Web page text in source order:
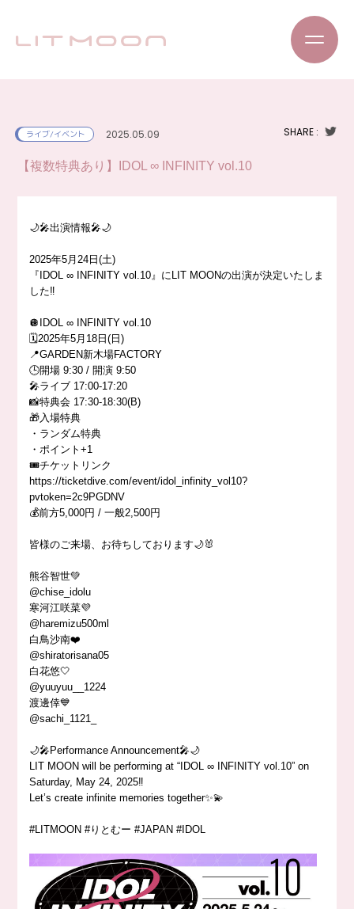
ライブ/イベント 2025.05.09 SHARE :
【複数特典あり】IDOL ∞ INFINITY vol.10
🌙🎤出演情報🎤🌙
2025年5月24日(土)
『IDOL ∞ INFINITY vol.10』にLIT MOONの出演が決定いたしま
した‼️
🪩IDOL ∞ INFINITY vol.10
🗓️2025年5月18日(日)
📍GARDEN新木場FACTORY
🕒開場 9:30 / 開演 9:50
🎤ライブ 17:00-17:20
📸特典会 17:30-18:30(B)
🎁入場特典
・ランダム特典
・ポイント+1
🎟️チケットリンク
https://ticketdive.com/event/idol_infinity_vol10?
pvtoken=2c9PGDNV
💰前方5,000円 / 一般2,500円
皆様のご来場、お待ちしております🌙🐰
熊谷智世💚
@chise_idolu
寒河江咲菜💜
@haremizu500ml
白鳥沙南❤️
@shiratorisana05
白花悠🤍
@yuuyuu__1224
渡邊倖💙
@sachi_1121_
🌙🎤Performance Announcement🎤🌙
LIT MOON will be performing at “IDOL ∞ INFINITY vol.10” on
Saturday, May 24, 2025‼️
Let’s create infinite memories together✨💫
#LITMOON #りとむー #JAPAN #IDOL